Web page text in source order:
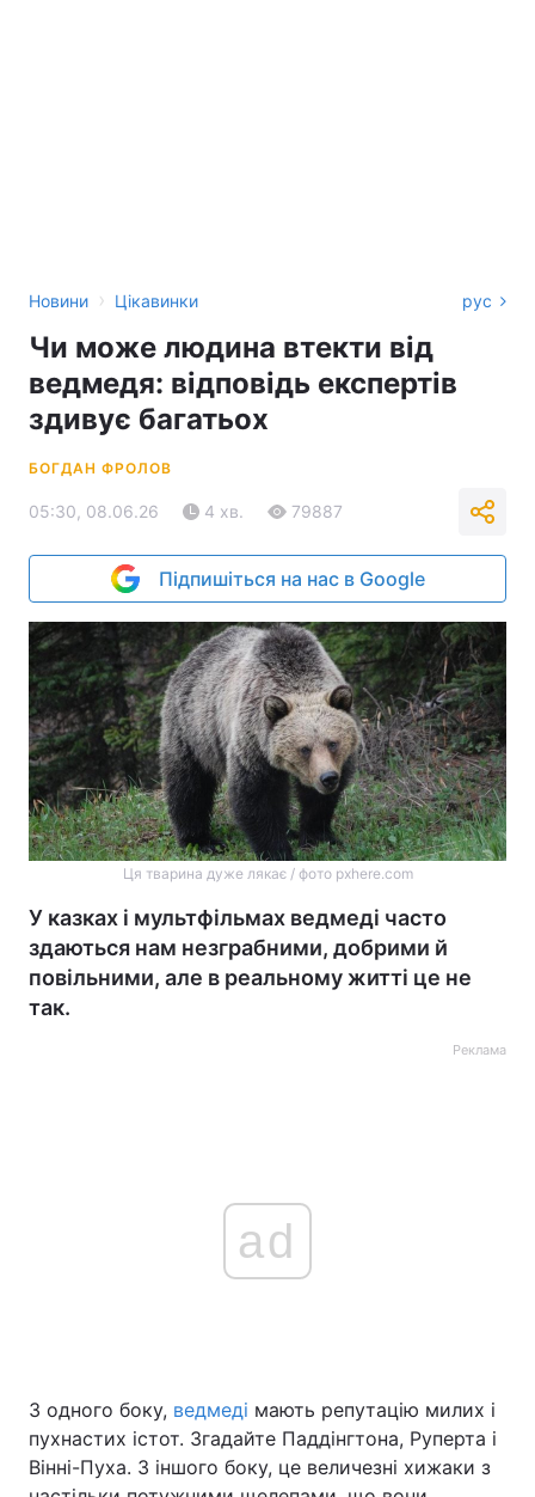
Новини › Цікавинки рус
Чи може людина втекти від
ведмедя: відповідь експертів
здивує багатьох
БОГДАН ФРОЛОВ
05:30, 08.06.26 4 хв. 79887
Підпишіться на нас в Google
Ця тварина дуже лякає / фото pxhere.com
У казках і мультфільмах ведмеді часто
здаються нам незграбними, добрими й
повільними, але в реальному житті це не
так.
Реклама
ad
З одного боку, ведмеді мають репутацію милих і
пухнастих істот. Згадайте Паддінгтона, Руперта і
Вінні-Пуха. З іншого боку, це величезні хижаки з